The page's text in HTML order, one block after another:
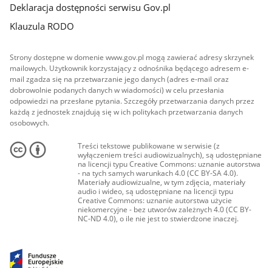
Deklaracja dostępności serwisu Gov.pl
Klauzula RODO
Strony dostępne w domenie www.gov.pl mogą zawierać adresy skrzynek
mailowych. Użytkownik korzystający z odnośnika będącego adresem e-
mail zgadza się na przetwarzanie jego danych (adres e-mail oraz
dobrowolnie podanych danych w wiadomości) w celu przesłania
odpowiedzi na przesłane pytania. Szczegóły przetwarzania danych przez
każdą z jednostek znajdują się w ich politykach przetwarzania danych
osobowych.
Treści tekstowe publikowane w serwisie (z
wyłączeniem treści audiowizualnych), są udostępniane
na licencji typu Creative Commons: uznanie autorstwa
- na tych samych warunkach 4.0 (CC BY-SA 4.0).
Materiały audiowizualne, w tym zdjęcia, materiały
audio i wideo, są udostępniane na licencji typu
Creative Commons: uznanie autorstwa użycie
niekomercyjne - bez utworów zależnych 4.0 (CC BY-
NC-ND 4.0), o ile nie jest to stwierdzone inaczej.